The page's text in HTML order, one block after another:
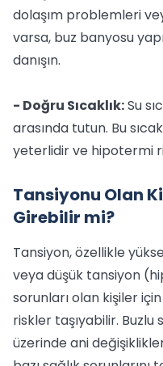
dolaşım problemleri
varsa, buz banyosu
danışın.
- Doğru Sıcaklık:Su
arasında tutun. Bu
yeterlidir ve hipotermi
Tansiyonu Olan
Girebilir mi?
Tansiyon, özellikle
veya düşük tansiyon
sorunları olan kişiler
riskler taşıyabilir.
üzerinde ani